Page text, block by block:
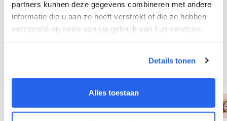
partners kunnen deze gegevens combineren met andere
informatie die u aan ze heeft verstrekt of die ze hebben
verzameld op basis van uw gebruik van hun services.
Details tonen
Alles toestaan
Our customers love us
We are 100% sure that you will too.
@fransisco